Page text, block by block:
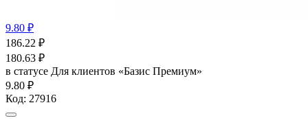
9.80 ₽
186.22 ₽
180.63 ₽
в статусе Для клиентов «Базис Премиум»
9.80 ₽
Код: 27916